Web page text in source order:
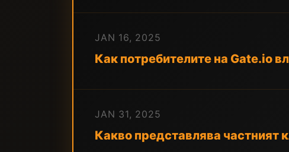
JAN 16, 2025
Как потребителите на Gate.io
JAN 31, 2025
Какво представлява